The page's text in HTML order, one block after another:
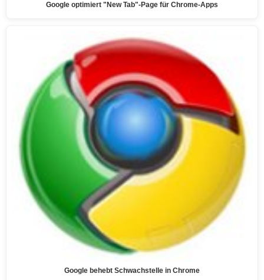
Google optimiert "New Tab"-Page für Chrome-Apps
Google behebt Schwachstelle in Chrome